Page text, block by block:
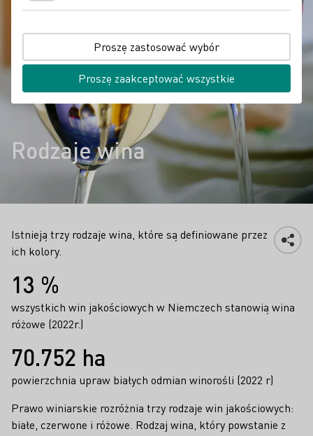
Rodzaje wina
Istnieją trzy rodzaje wina, które są definiowane przez
ich kolory.
Fakty
13 %
wszystkich win jakościowych w Niemczech stanowią wina
różowe (2022r.)
70.752 ha
powierzchnia upraw białych odmian winorośli (2022 r)
Prawo winiarskie rozróżnia trzy rodzaje win jakościowych:
białe, czerwone i różowe. Rodzaj wina, który powstanie z
Proszę zastosować wybór
Proszę zaakceptować wszystkie